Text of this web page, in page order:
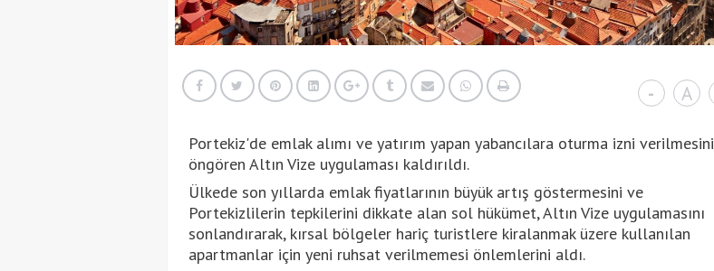
- A
Portekiz'de emlak alımı ve yatırım yapan yabancılara oturma izni verilmesini
öngören Altın Vize uygulaması kaldırıldı.
Ülkede son yıllarda emlak fiyatlarının büyük artış göstermesini ve
Portekizlilerin tepkilerini dikkate alan sol hükümet, Altın Vize uygulamasını
sonlandırarak, kırsal bölgeler hariç turistlere kiralanmak üzere kullanılan
apartmanlar için yeni ruhsat verilmemesi önlemlerini aldı.